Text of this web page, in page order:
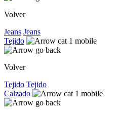
Volver
Jeans Jeans
Tejido
Volver
Tejido Tejido
Calzado